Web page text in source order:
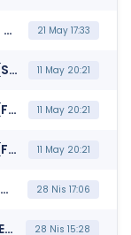
***CLEBI*** BORSA İSTANBUL BISTECH DEVRE KESİCİ UYGULAMASI (Pay Bazında Devre Kesici Bildirimi) 21 May 17:33
***CLEBI*** ÇELEBİ HAVA SERVİSİ A.Ş. (Sorumluluk Beyanı (Konsolide)) 11 May 20:21
***CLEBI*** ÇELEBİ HAVA SERVİSİ A.Ş. (Faaliyet Raporu (Konsolide)) 11 May 20:21
***CLEBI*** ÇELEBİ HAVA SERVİSİ A.Ş. (Finansal Rapor) 11 May 20:21
***CLEBI*** MERKEZİ KAYIT KURULUŞU A.Ş. (Pay Mali Hak Kullanım İşlemi - Nakit Ödeme) 28 Nis 17:06
***CLEBI ** JCRAV*** JCR AVRASYA DERECELENDİRME A.Ş. (Kredi Derecelendirmesi) 28 Nis 15:28